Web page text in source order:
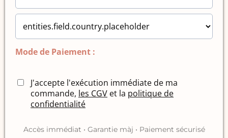
Mode de Paiement :
J'accepte l'exécution immédiate de ma
commande, les CGV et la politique de
confidentialité
Accès immédiat • Garantie màj • Paiement sécurisé